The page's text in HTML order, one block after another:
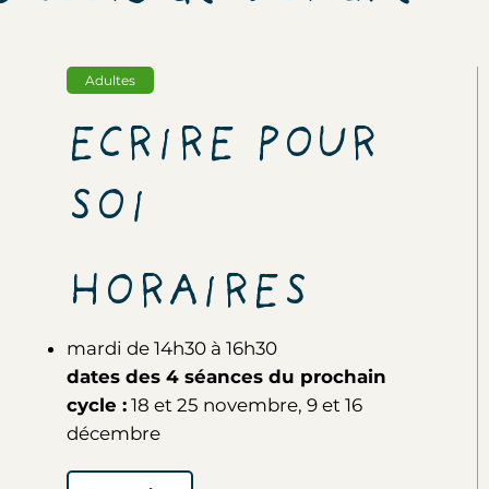
Adultes
ECRIRE POUR
SOI
HORAIRES
mardi de 14h30 à 16h30
dates des 4 séances du prochain
cycle : 18 et 25 novembre, 9 et 16
décembre